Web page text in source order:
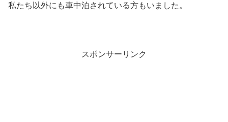
私たち以外にも車中泊されている方もいました。
スポンサーリンク